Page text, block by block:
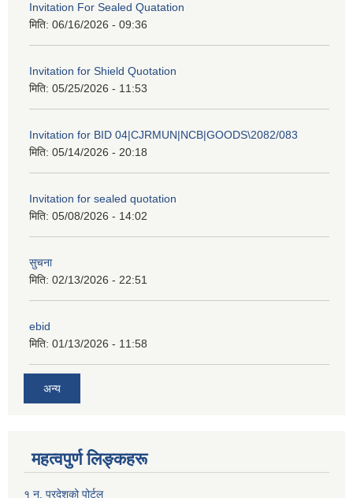
Invitation For Sealed Quatation
मिति: 06/16/2026 - 09:36
Invitation for Shield Quotation
मिति: 05/25/2026 - 11:53
Invitation for BID 04|CJRMUN|NCB|GOODS\2082/083
मिति: 05/14/2026 - 20:18
Invitation for sealed quotation
मिति: 05/08/2026 - 14:02
सुचना
मिति: 02/13/2026 - 22:51
ebid
मिति: 01/13/2026 - 11:58
अन्य
महत्वपुर्ण लिङ्कहरू
१ न. प्रदेशको पोर्टल